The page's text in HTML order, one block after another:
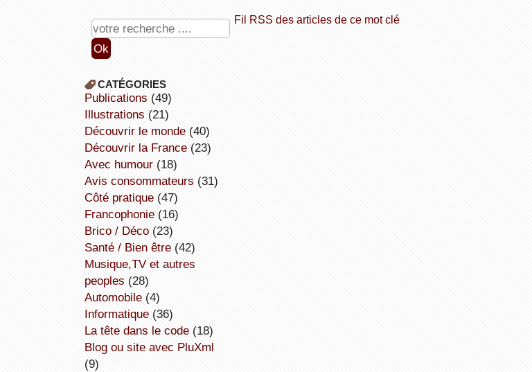
Fil RSS des articles de ce mot clé
CATÉGORIES
publications (49)
illustrations (21)
découvrir le monde(40)
découvrir la France(23)
avec humour(18)
avis consommateurs (31)
côté pratique(47)
Francophonie(16)
Brico / Déco(23)
Santé / Bien être(42)
Musique,TV et autres
peoples (28)
Automobile(4)
informatique(36)
la tête dans le code(18)
Blog ou site avec PluXml
(9)